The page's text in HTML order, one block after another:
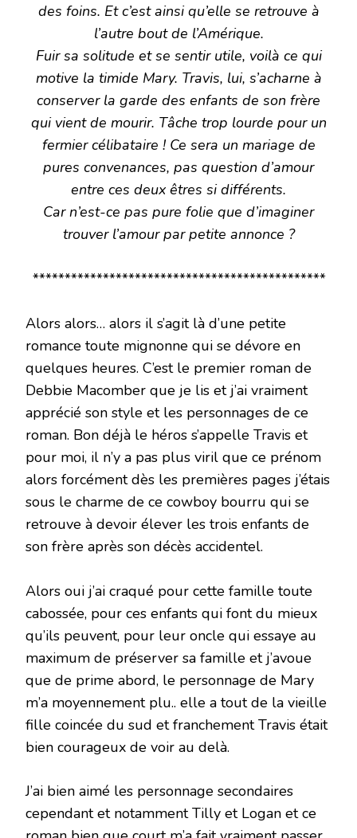
des foins. Et c’est ainsi qu’elle se retrouve à
l’autre bout de l’Amérique.
Fuir sa solitude et se sentir utile, voilà ce qui
motive la timide Mary. Travis, lui, s’acharne à
conserver la garde des enfants de son frère
qui vient de mourir. Tâche trop lourde pour un
fermier célibataire ! Ce sera un mariage de
pures convenances, pas question d’amour
entre ces deux êtres si différents.
Car n’est-ce pas pure folie que d’imaginer
trouver l’amour par petite annonce ?
**********************************************
Alors alors… alors il s’agit là d’une petite
romance toute mignonne qui se dévore en
quelques heures. C’est le premier roman de
Debbie Macomber que je lis et j’ai vraiment
apprécié son style et les personnages de ce
roman. Bon déjà le héros s’appelle Travis et
pour moi, il n’y a pas plus viril que ce prénom
alors forcément dès les premières pages j’étais
sous le charme de ce cowboy bourru qui se
retrouve à devoir élever les trois enfants de
son frère après son décès accidentel.
Alors oui j’ai craqué pour cette famille toute
cabossée, pour ces enfants qui font du mieux
qu’ils peuvent, pour leur oncle qui essaye au
maximum de préserver sa famille et j’avoue
que de prime abord, le personnage de Mary
m’a moyennement plu.. elle a tout de la vieille
fille coincée du sud et franchement Travis était
bien courageux de voir au delà.
J’ai bien aimé les personnage secondaires
cependant et notamment Tilly et Logan et ce